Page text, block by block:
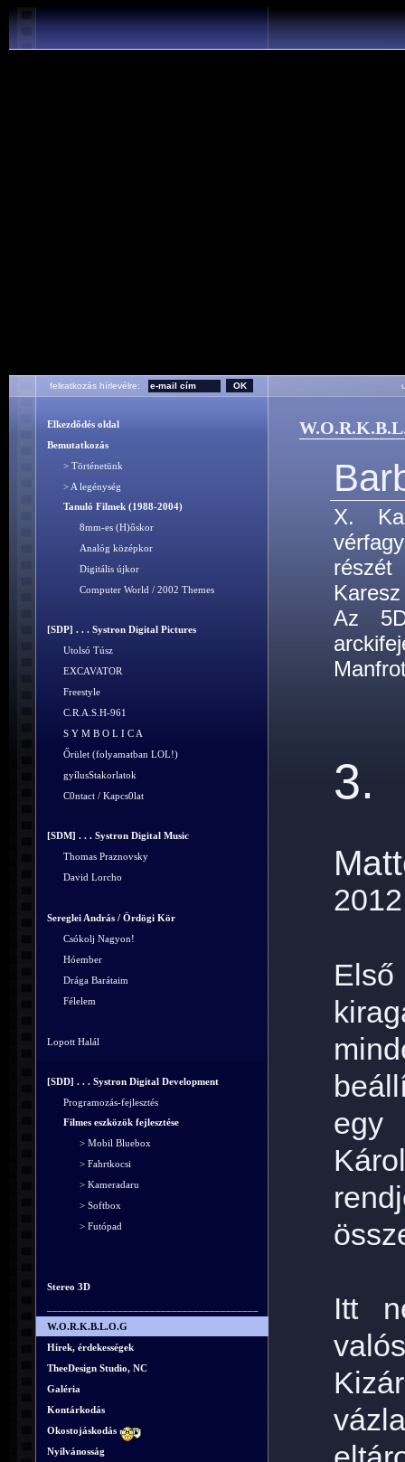
feliratkozás hírlevélre:
Elkezdődés oldal
Bemutatkozás
> Történetünk
> A legénység
Tanuló Filmek (1988-2004)
8mm-es (H)őskor
Analóg középkor
Digitális újkor
Computer World / 2002 Themes
[SDP] . . . Systron Digital Pictures
Utolsó Túsz
EXCAVATOR
Freestyle
C.R.A.S.H-961
S Y M B O L I C A
Őrület (folyamatban LOL!)
gyílusStakorlatok
C0ntact / Kapcs0lat
[SDM] . . . Systron Digital Music
Thomas Praznovsky
David Lorcho
Sereglei András / Ördögi Kör
Csókolj Nagyon!
Hóember
Drága Barátaim
Félelem
Lopott Halál
[SDD] . . . Systron Digital Development
Programozás-fejlesztés
Filmes eszközök fejlesztése
> Mobil Bluebox
> Fahrtkocsi
> Kameradaru
> Softbox
> Futópad
Stereo 3D
W.O.R.K.B.L.O.G
Hírek, érdekességek
TheeDesign Studio, NC
Galéria
Kontárkodás
Okostojáskodás
Nyilvánosság
X.
részét
Az
3.
egy
Itt